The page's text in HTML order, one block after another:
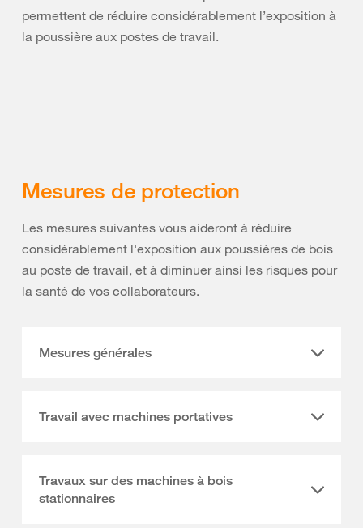
permettent de réduire considérablement l’exposition à
la poussière aux postes de travail.
Mesures de protection
Les mesures suivantes vous aideront à réduire
considérablement l'exposition aux poussières de bois
au poste de travail, et à diminuer ainsi les risques pour
la santé de vos collaborateurs.
Mesures générales
Travail avec machines portatives
Travaux sur des machines à bois
stationnaires